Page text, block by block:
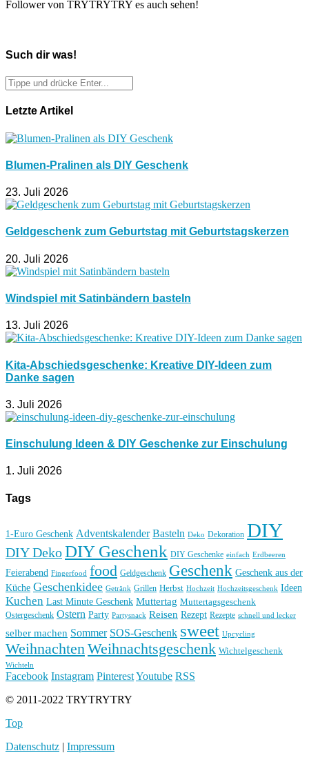
Follower von TRYTRYTRY es auch sehen!
Such dir was!
Letzte Artikel
Blumen-Pralinen als DIY Geschenk
23. Juli 2026
Geldgeschenk zum Geburtstag mit Geburtstagskerzen
20. Juli 2026
Windspiel mit Satinbändern basteln
13. Juli 2026
Kita-Abschiedsgeschenke: Kreative DIY-Ideen zum
Danke sagen
3. Juli 2026
Einschulung Ideen & DIY Geschenke zur Einschulung
1. Juli 2026
Tags
1-Euro Geschenk Adventskalender Basteln Deko Dekoration DIY
DIY DekoDIY Geschenk DIY Geschenke einfach Erdbeeren
Feierabend Fingerfood food Geldgeschenk Geschenk Geschenk aus der
Küche Geschenkidee Getränk Grillen Herbst Hochzeit Hochzeitsgeschenk Ideen
Kuchen Last Minute Geschenk Muttertag Muttertagsgeschenk
Ostergeschenk Ostern Party Partysnack Reisen Rezept Rezepte schnell und lecker
selber machen Sommer SOS-Geschenk sweet Upcycling
WeihnachtenWeihnachtsgeschenk Wichtelgeschenk
Wichteln
Facebook Instagram PinterestYoutube RSS
© 2011-2022 TRYTRYTRY
Top
Datenschutz | Impressum